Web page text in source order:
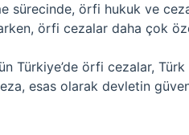
sürecinde, örfi hukuk ve
örfi cezalar daha çok
Türkiye’de örfi cezalar,
esas olarak devletin